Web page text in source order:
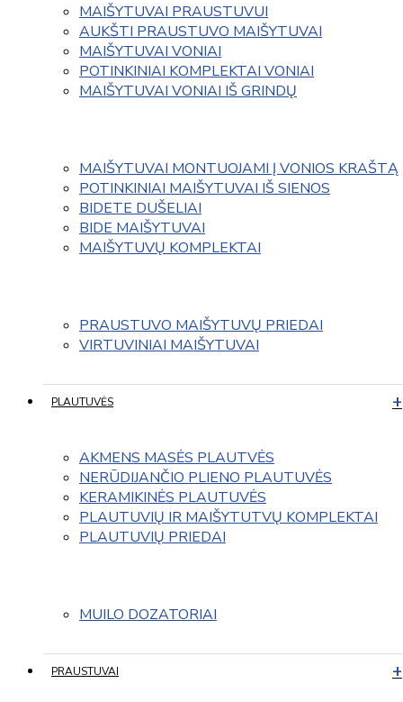
MAIŠYTUVAI PRAUSTUVUI
AUKŠTI PRAUSTUVO MAIŠYTUVAI
MAIŠYTUVAI VONIAI
POTINKINIAI KOMPLEKTAI VONIAI
MAIŠYTUVAI VONIAI IŠ GRINDŲ
MAIŠYTUVAI MONTUOJAMI Į VONIOS KRAŠTĄ
POTINKINIAI MAIŠYTUVAI IŠ SIENOS
BIDETE DUŠELIAI
BIDE MAIŠYTUVAI
MAIŠYTUVŲ KOMPLEKTAI
PRAUSTUVO MAIŠYTUVŲ PRIEDAI
VIRTUVINIAI MAIŠYTUVAI
PLAUTUVĖS
AKMENS MASĖS PLAUTVĖS
NERŪDIJANČIO PLIENO PLAUTUVĖS
KERAMIKINĖS PLAUTUVĖS
PLAUTUVIŲ IR MAIŠYTUTVŲ KOMPLEKTAI
PLAUTUVIŲ PRIEDAI
MUILO DOZATORIAI
PRAUSTUVAI